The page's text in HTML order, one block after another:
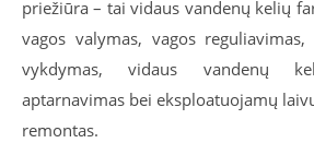
priežiūra – tai vidaus vandenų kelių
vagos valymas, vagos
vykdymas, vidaus vandenų
aptarnavimas bei eksploatuojamų
remontas.